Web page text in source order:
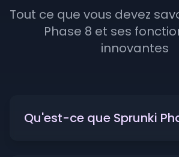
Tout ce que vous devez
Phase 8 et ses
innovantes
Qu'est-ce que Sprunki